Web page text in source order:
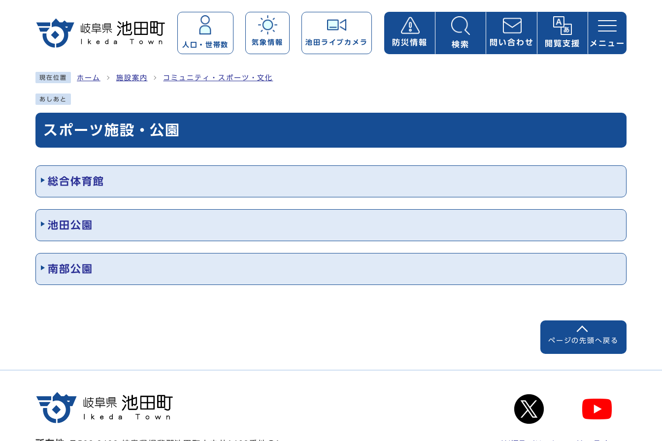
人口・世帯数 気象情報 池田ライブカメラ 防災情報 検索 問い合わせ 閲覧支援 メニュー
ここから本文です
現在位置 ホーム 施設案内 コミュニティ・スポーツ・文化
あしあと
スポーツ施設・公園
メインメニュー
総合体育館
池田公園
南部公園
ページの先頭へ戻る